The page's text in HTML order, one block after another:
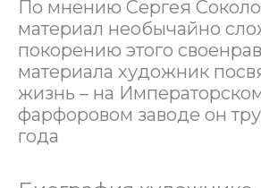
По мнению Сергея
материал необычайно
покорению этого
материала художник
жизнь – на
фарфоровом заводе он
года